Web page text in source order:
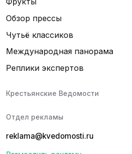
Обзор прессы
Чутьё классиков
Международная панорама
Реплики экспертов
Крестьянские Ведомости
Отдел рекламы
reklama@kvedomosti.ru